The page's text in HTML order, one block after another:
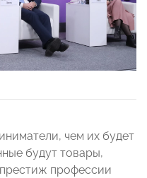
чем их будет
будут товары,
профессии